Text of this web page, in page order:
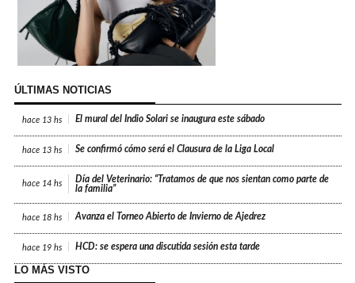
ÚLTIMAS NOTICIAS
hace 13 hs El mural del Indio Solari se inaugura este sábado
hace 13 hs Se confirmó cómo será el Clausura de la Liga Local
hace 14 hs
Día del Veterinario: “Tratamos de que nos sientan como parte de
la familia”
hace 18 hs Avanza el Torneo Abierto de Invierno de Ajedrez
hace 19 hs HCD: se espera una discutida sesión esta tarde
LO MÁS VISTO